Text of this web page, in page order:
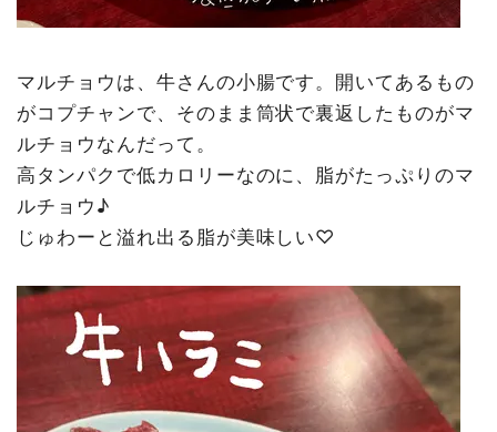
マルチョウは、牛さんの小腸です。開いてあるもの
がコプチャンで、そのまま筒状で裏返したものがマ
ルチョウなんだって。
高タンパクで低カロリーなのに、脂がたっぷりのマ
ルチョウ♪
じゅわーと溢れ出る脂が美味しい♡